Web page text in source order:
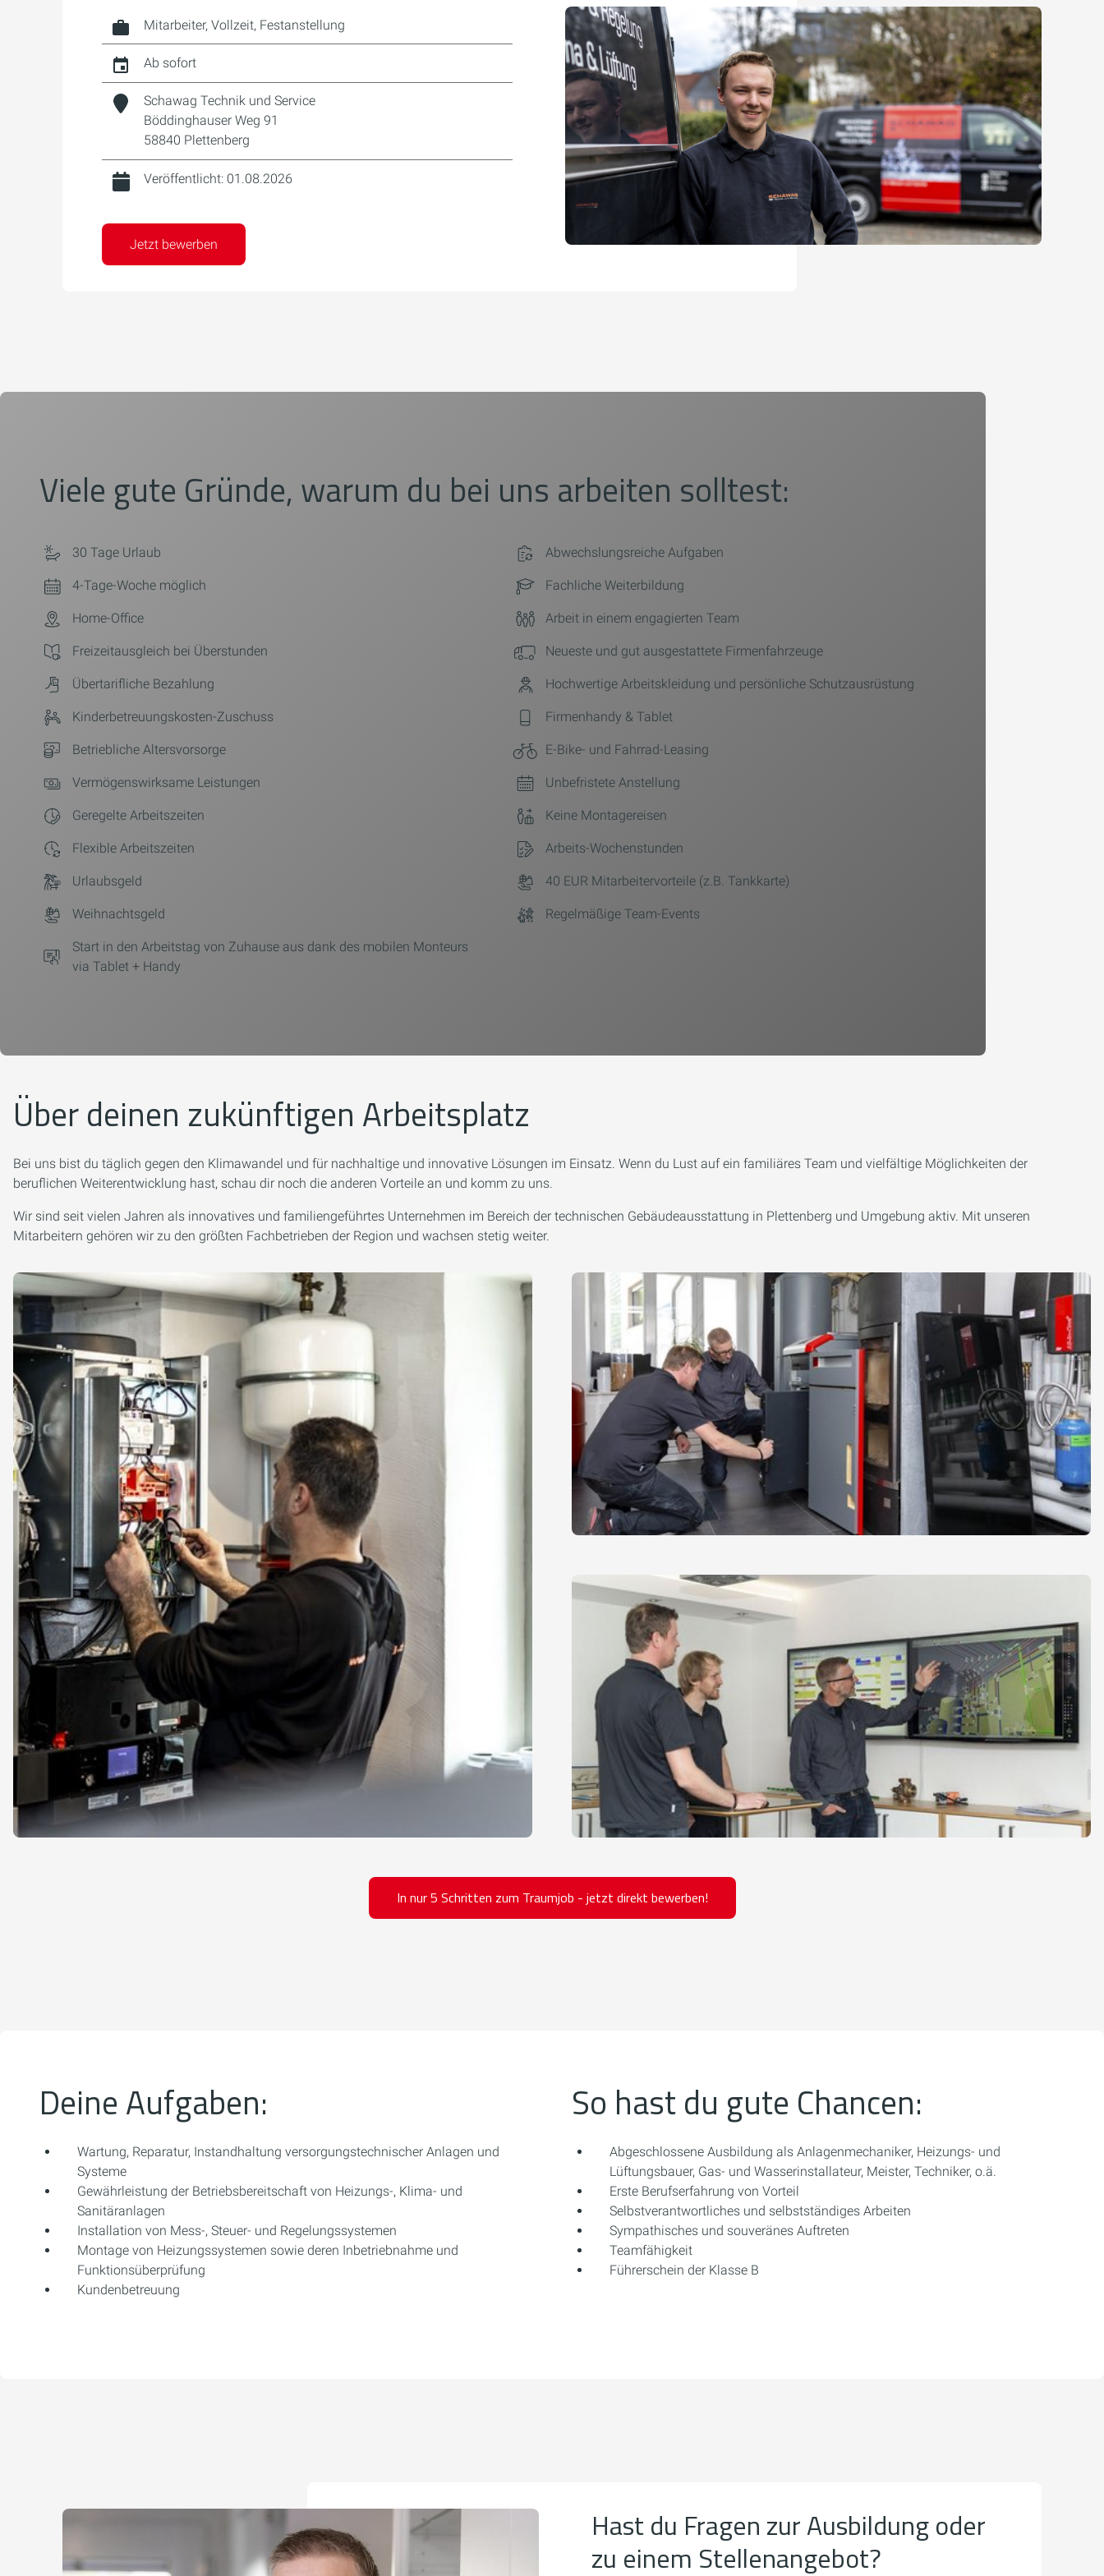
Mitarbeiter, Vollzeit, Festanstellung
Ab sofort
Schawag Technik und Service
Böddinghauser Weg 91
58840 Plettenberg
Veröffentlicht: 01.08.2026
Jetzt bewerben
Viele gute Gründe, warum du bei uns arbeiten solltest:
30 Tage Urlaub
4-Tage-Woche möglich
Home-Office
Freizeitausgleich bei Überstunden
Übertarifliche Bezahlung
Kinderbetreuungskosten-Zuschuss
Betriebliche Altersvorsorge
Vermögenswirksame Leistungen
Geregelte Arbeitszeiten
Flexible Arbeitszeiten
Urlaubsgeld
Weihnachtsgeld
Start in den Arbeitstag von Zuhause aus dank des mobilen Monteurs
via Tablet + Handy
Abwechslungsreiche Aufgaben
Fachliche Weiterbildung
Arbeit in einem engagierten Team
Neueste und gut ausgestattete Firmenfahrzeuge
Hochwertige Arbeitskleidung und persönliche Schutzausrüstung
Firmenhandy & Tablet
E-Bike- und Fahrrad-Leasing
Unbefristete Anstellung
Keine Montagereisen
Arbeits-Wochenstunden
40 EUR Mitarbeitervorteile (z.B. Tankkarte)
Regelmäßige Team-Events
Über deinen zukünftigen Arbeitsplatz
Bei uns bist du täglich gegen den Klimawandel und für nachhaltige und innovative Lösungen im Einsatz. Wenn du Lust auf ein familiäres Team und vielfältige Möglichkeiten der
beruflichen Weiterentwicklung hast, schau dir noch die anderen Vorteile an und komm zu uns.
Wir sind seit vielen Jahren als innovatives und familiengeführtes Unternehmen im Bereich der technischen Gebäudeausstattung in Plettenberg und Umgebung aktiv. Mit unseren
Mitarbeitern gehören wir zu den größten Fachbetrieben der Region und wachsen stetig weiter.
In nur 5 Schritten zum Traumjob - jetzt direkt bewerben!
Deine Aufgaben:
Wartung, Reparatur, Instandhaltung versorgungstechnischer Anlagen und
Systeme
Gewährleistung der Betriebsbereitschaft von Heizungs-, Klima- und
Sanitäranlagen
Installation von Mess-, Steuer- und Regelungssystemen
Montage von Heizungssystemen sowie deren Inbetriebnahme und
Funktionsüberprüfung
Kundenbetreuung
So hast du gute Chancen:
Abgeschlossene Ausbildung als Anlagenmechaniker, Heizungs- und
Lüftungsbauer, Gas- und Wasserinstallateur, Meister, Techniker, o.ä.
Erste Berufserfahrung von Vorteil
Selbstverantwortliches und selbstständiges Arbeiten
Sympathisches und souveränes Auftreten
Teamfähigkeit
Führerschein der Klasse B
Hast du Fragen zur Ausbildung oder
zu einem Stellenangebot?